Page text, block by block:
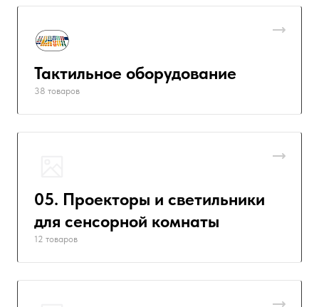
Тактильное оборудование
38 товаров
05. Проекторы и светильники
для сенсорной комнаты
12 товаров